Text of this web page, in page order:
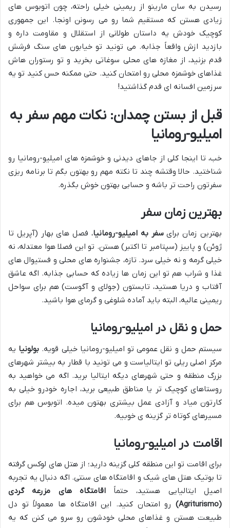
رسیدن به سان مارینو از ریمینی خیلی راحته، چون اتوبوس های
زیادی هستن که مستقیم شما رو می رسونن اونجا. این جمهوری
کوچیک خودش یه داستان طولانی از استقلال و مقاومت داره و
بازدید ازش واقعاً جذابه. می تونید تو خیابون های سنگ فرشش
قدم بزنید، از مغازه های محلی سوغاتی بخرید و تو رستوران هاش
غذاهای خوشمزه محلی رو امتحان کنید. حتی ممکنه حس کنید تو یه
سرزمین افسانه ای قدم گذاشتید!
قبل از بستن چمدان: نکات مهم سفر به
امیلیو-رومانیا
خب، تا اینجا کلی از جاهای دیدنی و خوشمزه های امیلیو-رومانیا رو
شناختید. حالا وقتشه چند تا نکته مهم رو بهتون بگم تا برنامه ریزی
سفرتون راحت تر باشه و حسابی بهتون خوش بگذره.
بهترین زمان سفر
بهترین زمان برایسفر به امیلیو-رومانیا، فصل های بهار (آپریل تا
ژوئن) و پاییز (سپتامبر تا اکتبر) هستن. تو این فصلا هوا معتدله، نه
خیلی گرمه و نه خیلی سرد. تازه، جشنواره های محلی و فستیوال های
غذا و شراب هم تو این زمان ها زیاده که حسابی جذابه. اگه عاشق
آفتاب و دریا هستید، تابستون (جولای و آگوست) هم برای سواحل
ریمینی عالیه، البته باید آماده شلوغی و گرمای هوا باشید.
حمل و نقل در امیلیو-رومانیا
سیستم حمل و نقل عمومی تو امیلیو-رومانیا خیلی قویه. بولونیا یه
مرکز اصلی ریلی تو ایتالیاست و می تونید با قطار به بیشتر شهرهای
بزرگ منطقه و حتی شهرهای دیگه ایتالیا برید. اگه می خواهید به
روستاهای کوچیک تر یا مناطق طبیعی برید، اجاره خودرو خیلی به
کارتون میاد و آزادی عمل بیشتری بهتون میده. اتوبوس هم برای
مسیرهای کوتاه تر گزینه ی خوبیه.
اقامت در امیلیو-رومانیا
برای اقامت تو این منطقه کلی گزینه دارید؛ از هتل های لوکس گرفته
تا بوتیک هتل های شیک و اقامتگاه های سنتی. اگه دنبال یه تجربه
اصیل ایتالیایی هستید، حتماًاقامتگاه های مزرعه گردی
(Agriturismo)
رو امتحان کنید. این اقامتگاه ها معمولاً تو دل
طبیعت هستن و غذاهای محلی خودشون رو سرو می کنن که یه